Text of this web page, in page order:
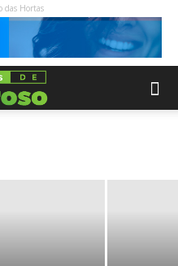
das Hortas
STEVE JOBS